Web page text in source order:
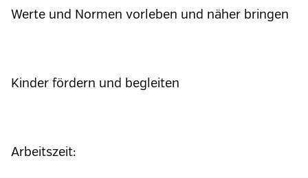
Werte und Normen vorleben und näher bringen
Kinder fördern und begleiten
Arbeitszeit: